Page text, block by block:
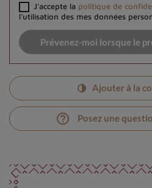
J'accepte la politique de
l'utilisation des mes données
Prévenez-moi lorsque le
Ajouter à la
help_outline Posez une